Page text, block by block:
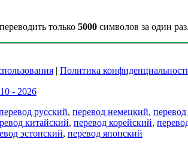
только 5000 символов за один раз.
| Политика
- 2026
русский, перевод немецкий,
китайский, перевод корейский,
эстонский, перевод японский